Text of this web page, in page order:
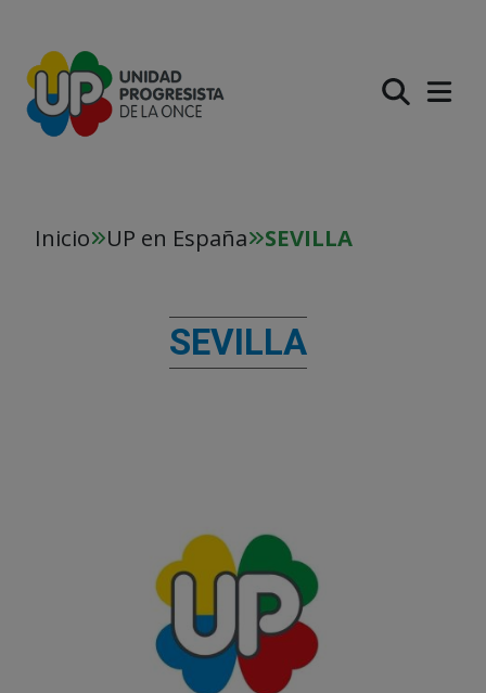
Inicio UP en España SEVILLA
SEVILLA